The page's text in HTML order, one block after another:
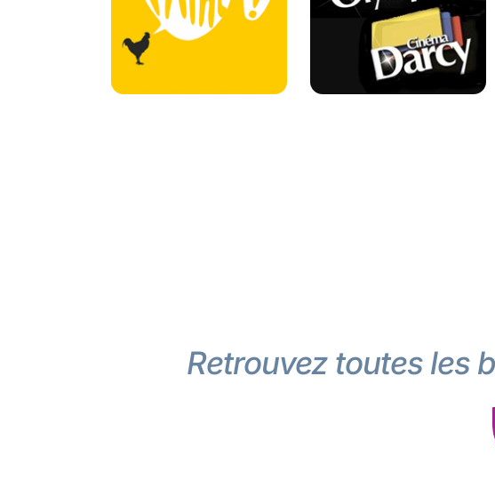
Retrouvez toutes les